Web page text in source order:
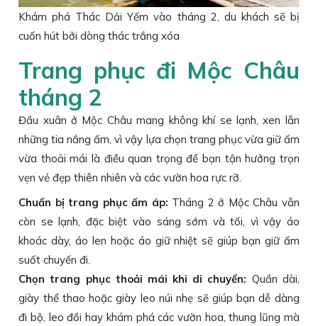
Khám phá Thác Dải Yếm vào tháng 2, du khách sẽ bị
cuốn hút bởi dòng thác trắng xóa
Trang phục đi Mộc Châu
tháng 2
Đầu xuân ở Mộc Châu mang không khí se lạnh, xen lẫn
những tia nắng ấm, vì vậy lựa chọn trang phục vừa giữ ấm
vừa thoải mái là điều quan trọng để bạn tận hưởng trọn
vẹn vẻ đẹp thiên nhiên và các vườn hoa rực rỡ.
Chuẩn bị trang phục ấm áp: Tháng 2 ở Mộc Châu vẫn
còn se lạnh, đặc biệt vào sáng sớm và tối, vì vậy áo
khoác dày, áo len hoặc áo giữ nhiệt sẽ giúp bạn giữ ấm
suốt chuyến đi.
Chọn trang phục thoải mái khi di chuyển: Quần dài,
giày thể thao hoặc giày leo núi nhẹ sẽ giúp bạn dễ dàng
đi bộ, leo đồi hay khám phá các vườn hoa, thung lũng mà